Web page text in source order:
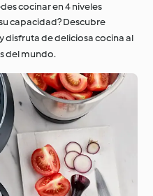
cocinar en 4 niveles
capacidad? Descubre
y disfruta de deliciosa cocina al
del mundo.